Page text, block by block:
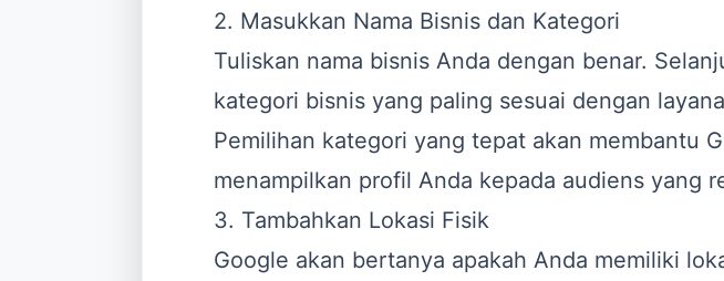
2. Masukkan Nama Bisnis dan Kategori
Tuliskan nama bisnis Anda dengan benar.
kategori bisnis yang paling sesuai dengan
Pemilihan kategori yang tepat akan membantu
menampilkan profil Anda kepada audiens yang
3. Tambahkan Lokasi Fisik
Google akan bertanya apakah Anda memiliki